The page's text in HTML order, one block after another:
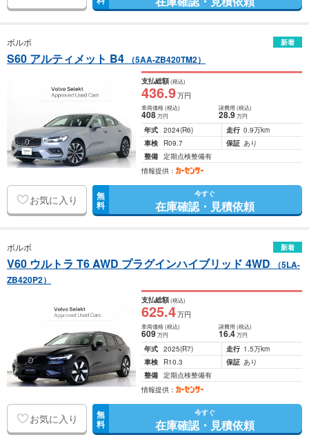
ボルボ 新着
S60 アルティメット B4 （5AA-ZB420TM2）
支払総額(税込)
436.9万円
車両価格(税込)
408万円
諸費用 (税込)
28.9 万円
年式 2024(R6) 走行 0.9万km
車検
R09.7 保証 あり
整備 定期点検整備有
情報提供：
お気に入り 無
料
今すぐ
在庫確認・見積依頼
ボルボ 新着
V60 ウルトラ T6 AWD プラグインハイブリッド 4WD
（5LA-
ZB420P2）
支払総額(税込)
625.4万円
車両価格(税込)
609万円
諸費用 (税込)
16.4 万円
年式 2025(R7) 走行 1.5万km
車検
R10.3 保証 あり
整備 定期点検整備有
情報提供：
お気に入り 無
料
今すぐ
在庫確認・見積依頼